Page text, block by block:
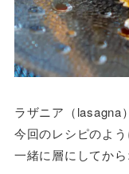
ラザニア（lasagna
今回のレシピのよ
一緒に層にしてか